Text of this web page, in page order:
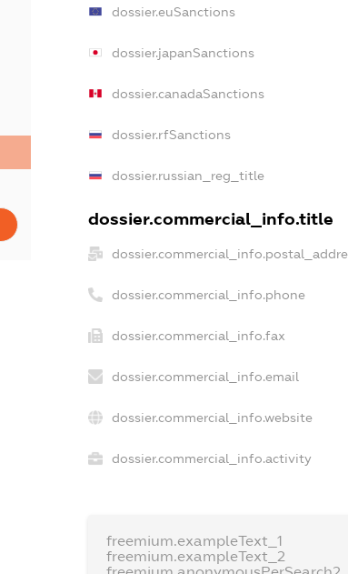
dossier.euSanctions
dossier.japanSanctions
dossier.canadaSanctions
dossier.rfSanctions
dossier.russian_reg_title
dossier.commercial_info.title
dossier.commercial_info.phone
dossier.commercial_info.fax
dossier.commercial_info.email
dossier.commercial_info.website
dossier.commercial_info.activity
freemium.exampleText_1
freemium.exampleText_2